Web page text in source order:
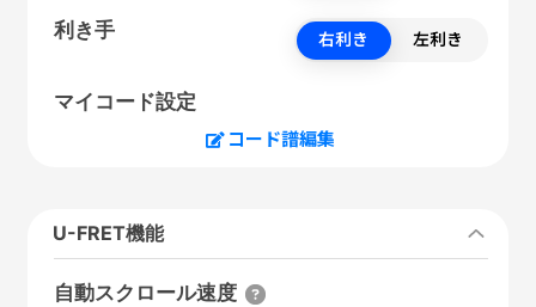
利き手 右利き 左利き
マイコード設定
コード譜編集
U-FRET機能
自動スクロール速度